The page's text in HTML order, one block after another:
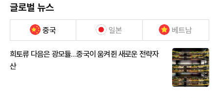
글로벌 뉴스
중국 일본 베트남
희토류 다음은 광모듈…중국이 움켜쥔 새로운 전략자
산